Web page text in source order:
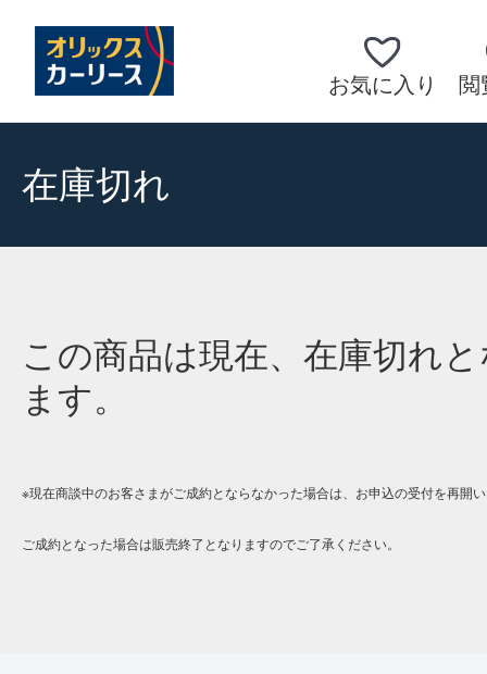
お気に入り 閲
在庫切れ
この商品は現在、在庫切れ
ます。
※現在商談中のお客さまがご成約とならなかった場合は、お申込の受付を再開
ご成約となった場合は販売終了となりますのでご了承ください。